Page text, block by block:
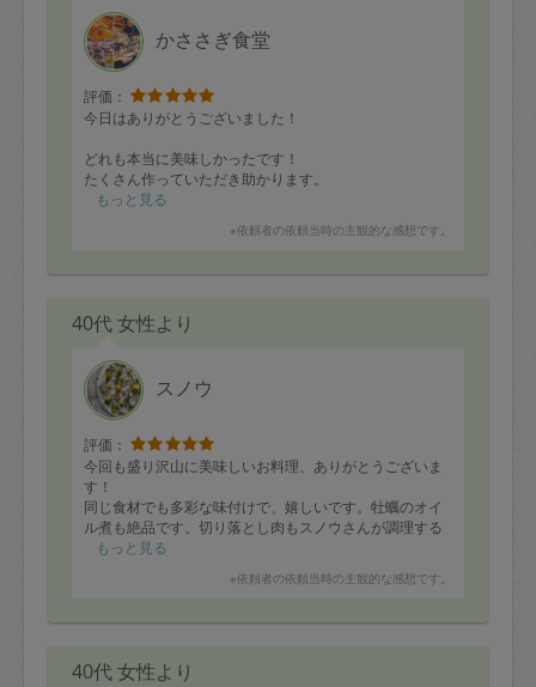
かささぎ食堂
評価：
今日はありがとうございました！
どれも本当に美味しかったです！
たくさん作っていただき助かります。
今後ともよろしくお願いいたします。
もっと見る
※依頼者の依頼当時の主観的な感想です。
40代 女性より
スノウ
評価：
今回も盛り沢山に美味しいお料理、ありがとうございま
す！
同じ食材でも多彩な味付けで、嬉しいです。牡蠣のオイ
ル煮も絶品です。切り落とし肉もスノウさんが調理する
とふんわりと美味しく仕上がってて、いつも感動です。
もっと見る
※依頼者の依頼当時の主観的な感想です。
40代 女性より